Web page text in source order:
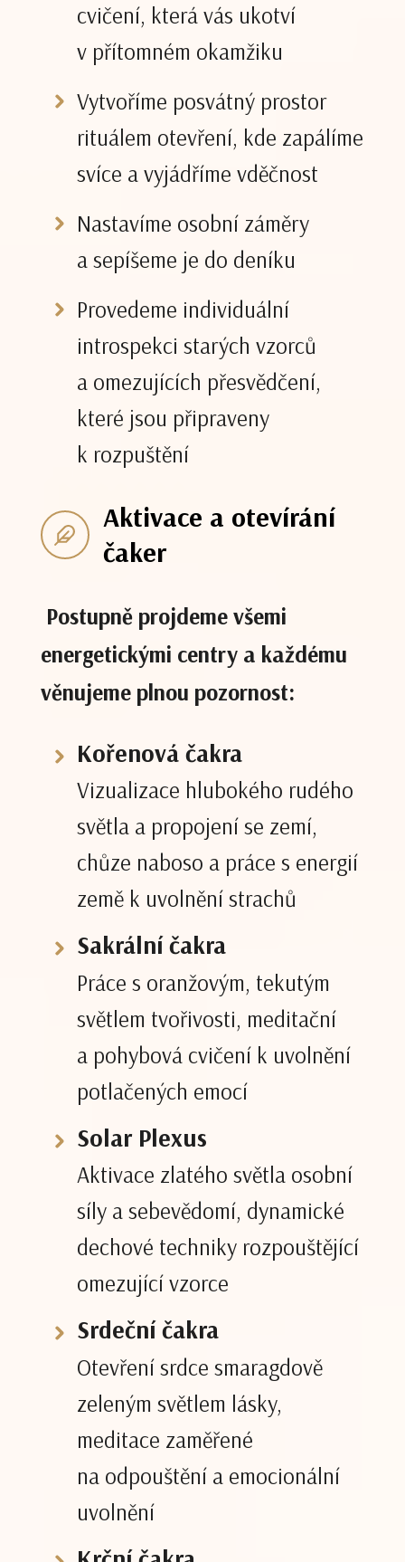
cvičení, která vás ukotví
v přítomném okamžiku
Vytvoříme posvátný prostor
rituálem otevření, kde zapálíme
svíce a vyjádříme vděčnost
Nastavíme osobní záměry
a sepíšeme je do deníku
Provedeme individuální
introspekci starých vzorců
a omezujících přesvědčení,
které jsou připraveny
k rozpuštění
Aktivace a otevírání
čaker
Postupně projdeme všemi
energetickými centry a každému
věnujeme plnou pozornost:
Kořenová čakra
Vizualizace hlubokého rudého
světla a propojení se zemí,
chůze naboso a práce s energií
země k uvolnění strachů
Sakrální čakra
Práce s oranžovým, tekutým
světlem tvořivosti, meditační
a pohybová cvičení k uvolnění
potlačených emocí
Solar Plexus
Aktivace zlatého světla osobní
síly a sebevědomí, dynamické
dechové techniky rozpouštějící
omezující vzorce
Srdeční čakra
Otevření srdce smaragdově
zeleným světlem lásky,
meditace zaměřené
na odpouštění a emocionální
uvolnění